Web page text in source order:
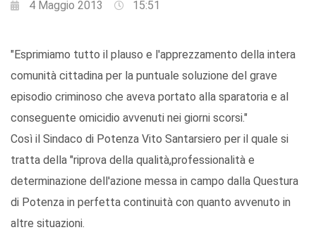
4 Maggio 2013 15:51
"Esprimiamo tutto il plauso e l'apprezzamento della intera
comunità cittadina per la puntuale soluzione del grave
episodio criminoso che aveva portato alla sparatoria e al
conseguente omicidio avvenuti nei giorni scorsi."
Così il Sindaco di Potenza Vito Santarsiero per il quale si
tratta della "riprova della qualità,professionalità e
determinazione dell'azione messa in campo dalla Questura
di Potenza in perfetta continuità con quanto avvenuto in
altre situazioni.